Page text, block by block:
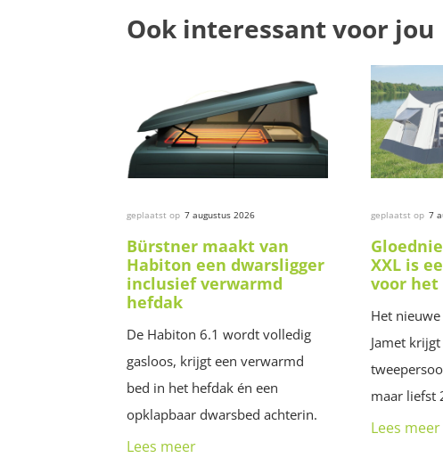
Ook interessant voor jou
geplaatst op 7 augustus 2026
Bürstner maakt van
Habiton een dwarsligger
inclusief verwarmd
hefdak
De Habiton 6.1 wordt volledig
gasloos, krijgt een verwarmd
bed in het hefdak én een
opklapbaar dwarsbed achterin.
Lees meer
geplaatst op 7
XXL is
voor het
Het
Jamet
maar liefst
Lees meer